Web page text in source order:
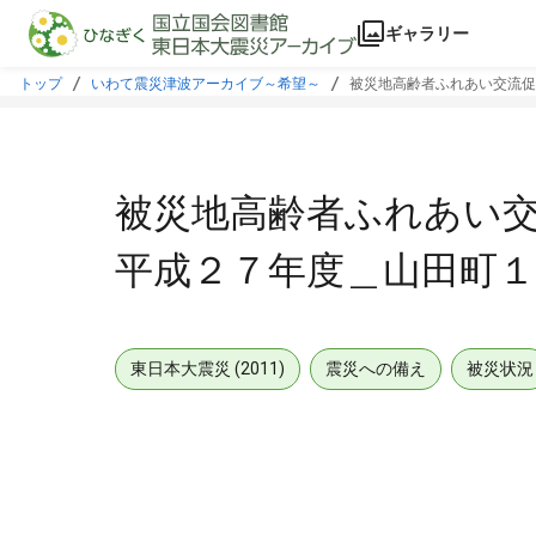
本文に飛ぶ
ギャラリー
トップ いわて震災津波アーカイブ～希望～ 被災地高齢者ふれあい交流
被災地高齢者ふれあい交
平成２７年度＿山田
東日本大震災 (2011) 震災への備え 被災状況